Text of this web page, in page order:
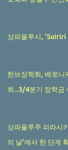
상파울루시, ‘Suiriri
한브장학회, 베로니
최...3/4분기 장학금
상파울루주 피라시
의 날’에서 한 단계